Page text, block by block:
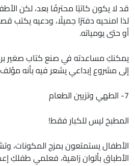
قد لا يكون كاتبًا محترفًا بعد، لكن
لذا امنحيه دفترًا جميلًا، ودعيه يكتب
أو حتى يومياته.
يمكنكِ مساعدته في صنع كتاب صغير
إلى مشروع إبداعي يشعر فيه بأنه
7- الطهي وتزيين الطعام
المطبخ ليس للكبار فقط!
الأطفال يستمتعون بمزج المكونات،
الأطباق بألوان زاهية، فعلمي طفلكِ